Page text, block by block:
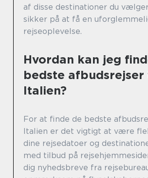
af disse destinationer du
sikker på at få en
rejseoplevelse.
Hvordan kan jeg
bedste afbudsrejser
Italien?
For at finde de bedste
Italien er det vigtigt at være
dine rejsedatoer og
med tilbud på
dig nyhedsbreve fra